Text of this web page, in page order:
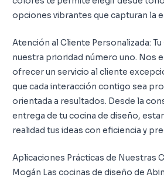
opciones vibrantes que capturan la
Atención al Cliente Personalizada:
nuestra prioridad número uno. Nos
ofrecer un servicio al cliente
que cada interacción contigo sea
orientada a resultados. Desde la
entrega de tu cocina de diseño,
realidad tus ideas con eficiencia y
Aplicaciones Prácticas de Nuestras
Mogán Las cocinas de diseño de